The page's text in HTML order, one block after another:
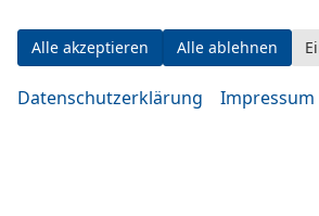
Alle akzeptieren Alle ablehnen
Datenschutzerklärung Impressum